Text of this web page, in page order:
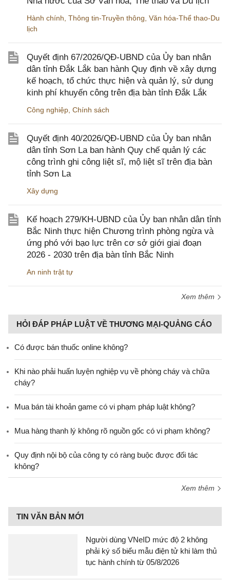
Hành chính Thông tin-Truyền thông Văn hóa-Thể thao-Du
lịch
Quyết định 67/2026/QĐ-UBND của Ủy ban nhân
dân tỉnh Đắk Lắk ban hành Quy định về xây dựng
kế hoạch, tổ chức thực hiện và quản lý, sử dụng
kinh phí khuyến công trên địa bàn tỉnh Đắk Lắk
Công nghiệp Chính sách
Quyết định 40/2026/QĐ-UBND của Ủy ban nhân
dân tỉnh Sơn La ban hành Quy chế quản lý các
công trình ghi công liệt sĩ, mộ liệt sĩ trên địa bàn
tỉnh Sơn La
Xây dựng
Kế hoạch 279/KH-UBND của Ủy ban nhân dân tỉnh
Bắc Ninh thực hiện Chương trình phòng ngừa và
ứng phó với bạo lực trên cơ sở giới giai đoạn
2026 - 2030 trên địa bàn tỉnh Bắc Ninh
An ninh trật tự
Xem thêm
HỎI ĐÁP PHÁP LUẬT VỀ THƯƠNG MẠI-QUẢNG CÁO
Có được bán thuốc online không?
Khi nào phải huấn luyện nghiệp vụ về phòng cháy và chữa
cháy?
Mua bán tài khoản game có vi phạm pháp luật không?
Mua hàng thanh lý không rõ nguồn gốc có vi phạm không?
Quy định nội bộ của công ty có ràng buộc được đối tác
không?
Xem thêm
TIN VĂN BẢN MỚI
Người dùng VNeID mức độ 2 không
phải ký số biểu mẫu điện tử khi làm thủ
tục hành chính từ 05/8/2026